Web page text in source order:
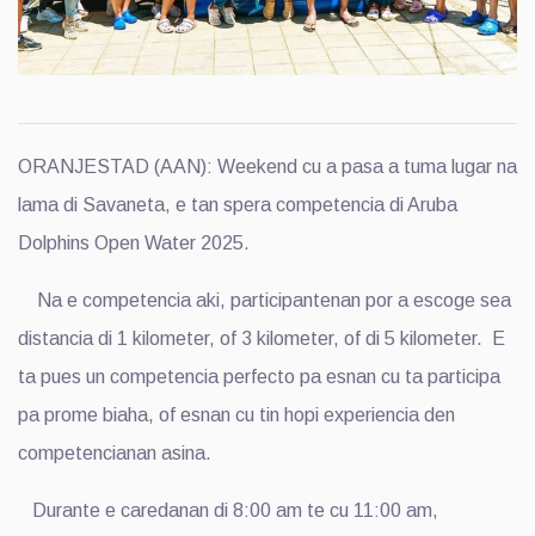
ORANJESTAD (AAN): Weekend cu a pasa a tuma lugar na
lama di Savaneta, e tan spera competencia di Aruba
Dolphins Open Water 2025.
Na e competencia aki, participantenan por a escoge sea
distancia di 1 kilometer, of 3 kilometer, of di 5 kilometer. E
ta pues un competencia perfecto pa esnan cu ta participa
pa prome biaha, of esnan cu tin hopi experiencia den
competencianan asina.
Durante e caredanan di 8:00 am te cu 11:00 am,